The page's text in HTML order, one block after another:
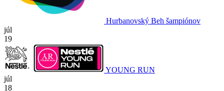
Hurbanovský Beh šampiónov
júl
19
YOUNG RUN
júl
18